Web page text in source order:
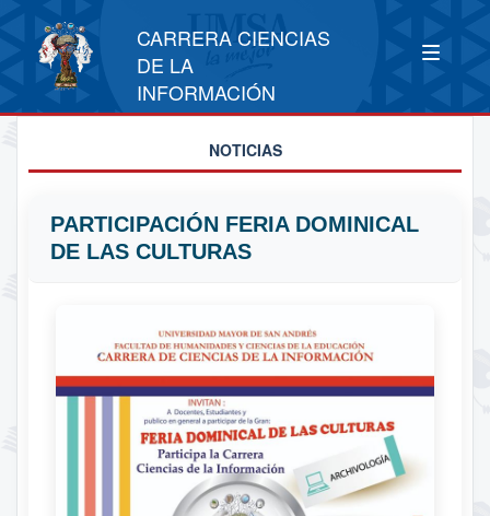
CARRERA CIENCIAS
DE LA
INFORMACIÓN
NOTICIAS
PARTICIPACIÓN FERIA DOMINICAL
DE LAS CULTURAS